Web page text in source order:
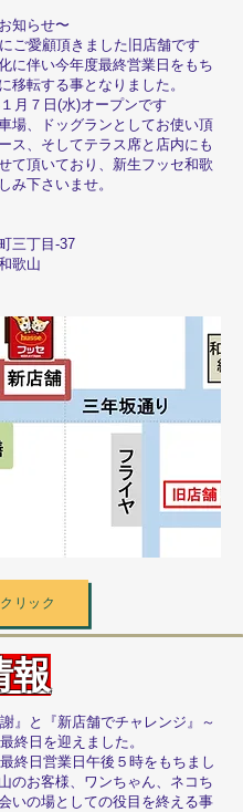
知らせ〜
ご愛顧頂きました旧店舗です
に伴い今年度最終営業日をもち
移転する事となりました。
月７日(水)オープンです
場、ドッグランとしてお使い頂
ス、そしてテラス席と店内にも
て頂いており、新生フッセ和歌
み下さいませ。
三丁目-37
歌山
リック
報
』と『新店舗でチャレンジ』～
終日を迎えました。
終日営業日午後５時をもちまし
のお客様、ワンちゃん、ネコち
いの場としての役目を終える事